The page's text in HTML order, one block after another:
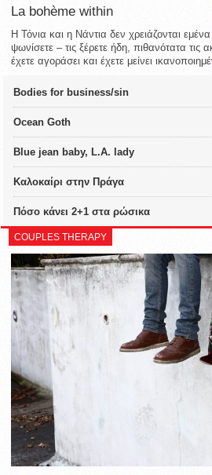
La bohème within
Η Τόνια και η Νάντια δεν χρειάζονται
ψωνίσετε – τις ξέρετε ήδη, πιθανότατα τις
έχετε αγοράσει και έχετε μείνει
Bodies for business/sin
Ocean Goth
Blue jean baby, L.A. lady
Καλοκαίρι στην Πράγα
Πόσο κάνει 2+1 στα ρώσικα
COUPLES THERAPY